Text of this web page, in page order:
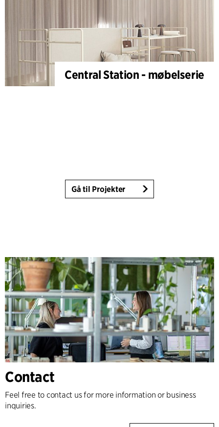
Central Station - møbelserie
Gå til Projekter
Contact
Feel free to contact us for more information or business
inquiries.